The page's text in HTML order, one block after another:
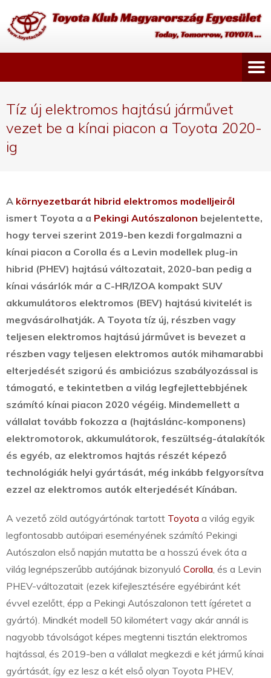
Tíz új elektromos hajtású járművet
vezet be a kínai piacon a Toyota 2020-
ig
A környezetbarát hibrid elektromos modelljeiről
ismert Toyota a a Pekingi Autószalonon bejelentette,
hogy tervei szerint 2019-ben kezdi forgalmazni a
kínai piacon a Corolla és a Levin modellek plug-in
hibrid (PHEV) hajtású változatait, 2020-ban pedig a
kínai vásárlók már a C-HR/IZOA kompakt SUV
akkumulátoros elektromos (BEV) hajtású kivitelét is
megvásárolhatják. A Toyota tíz új, részben vagy
teljesen elektromos hajtású járművet is bevezet a
részben vagy teljesen elektromos autók mihamarabbi
elterjedését szigorú és ambiciózus szabályozással is
támogató, e tekintetben a világ legfejlettebbjének
számító kínai piacon 2020 végéig. Mindemellett a
vállalat tovább fokozza a (hajtáslánc-komponens)
elektromotorok, akkumulátorok, feszültség-átalakítók
és egyéb, az elektromos hajtás részét képező
technológiák helyi gyártását, még inkább felgyorsítva
ezzel az elektromos autók elterjedését Kínában.
A vezető zöld autógyártónak tartott Toyota a világ egyik
legfontosabb autóipari eseményének számító Pekingi
Autószalon első napján mutatta be a hosszú évek óta a
világ legnépszerűbb autójának bizonyuló Corolla, és a Levin
PHEV-változatait (ezek kifejlesztésére egyébiránt két
évvel ezelőtt, épp a Pekingi Autószalonon tett ígéretet a
gyártó). Mindkét modell 50 kilométert vagy akár annál is
nagyobb távolságot képes megtenni tisztán elektromos
hajtással, és 2019-ben a vállalat megkezdi e két jármű kínai
gyártását, így ez lesz a két első olyan Toyota PHEV,